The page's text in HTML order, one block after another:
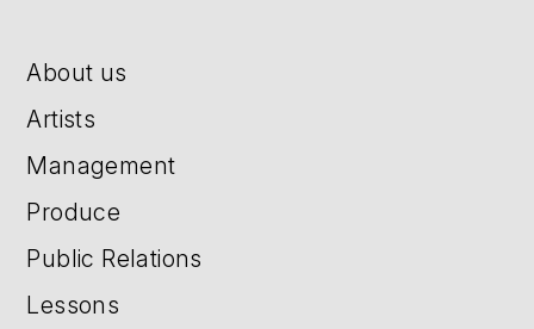
About us
Artists
Management
Produce
Public Relations
Lessons